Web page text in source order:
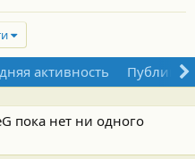
активность
пока нет ни одного